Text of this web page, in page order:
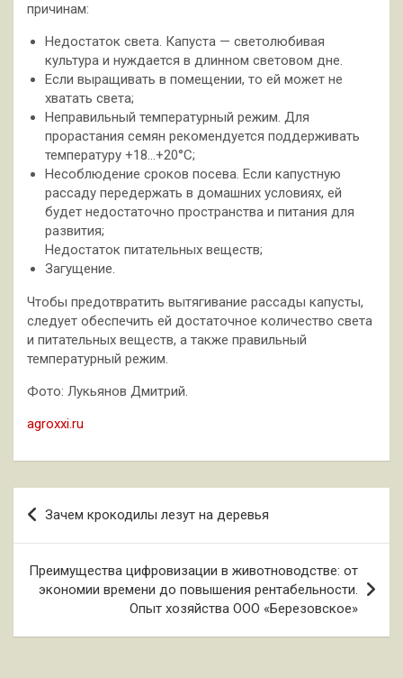
причинам:
Недостаток света. Капуста — светолюбивая
культура и нуждается в длинном световом дне.
Если выращивать в помещении, то ей может не
хватать света;
Неправильный температурный режим. Для
прорастания семян рекомендуется поддерживать
температуру +18…+20°С;
Несоблюдение сроков посева. Если капустную
рассаду передержать в домашних условиях, ей
будет недостаточно пространства и питания для
развития;
Недостаток питательных веществ;
Загущение.
Чтобы предотвратить вытягивание рассады капусты,
следует обеспечить ей достаточное количество света
и питательных веществ, а также правильный
температурный режим.
Фото: Лукьянов Дмитрий.
agroxxi.ru
Навигация
по
записям
Зачем крокодилы лезут на деревья
Преимущества цифровизации в животноводстве: от
экономии времени до повышения рентабельности.
Опыт хозяйства ООО «Березовское»